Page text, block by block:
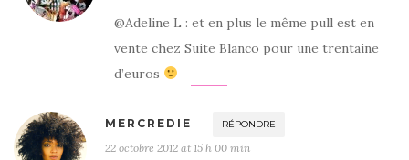
@Adeline L : et en plus le même pull est en
vente chez Suite Blanco pour une trentaine
d’euros
MERCREDIE RÉPONDRE
22 octobre 2012 at 15 h 00 min